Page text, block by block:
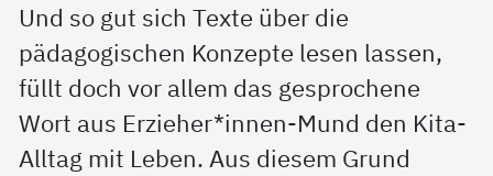
Und so gut sich Texte über die
pädagogischen Konzepte lesen lassen,
füllt doch vor allem das gesprochene
Wort aus Erzieher*innen-Mund den Kita-
Alltag mit Leben. Aus diesem Grund